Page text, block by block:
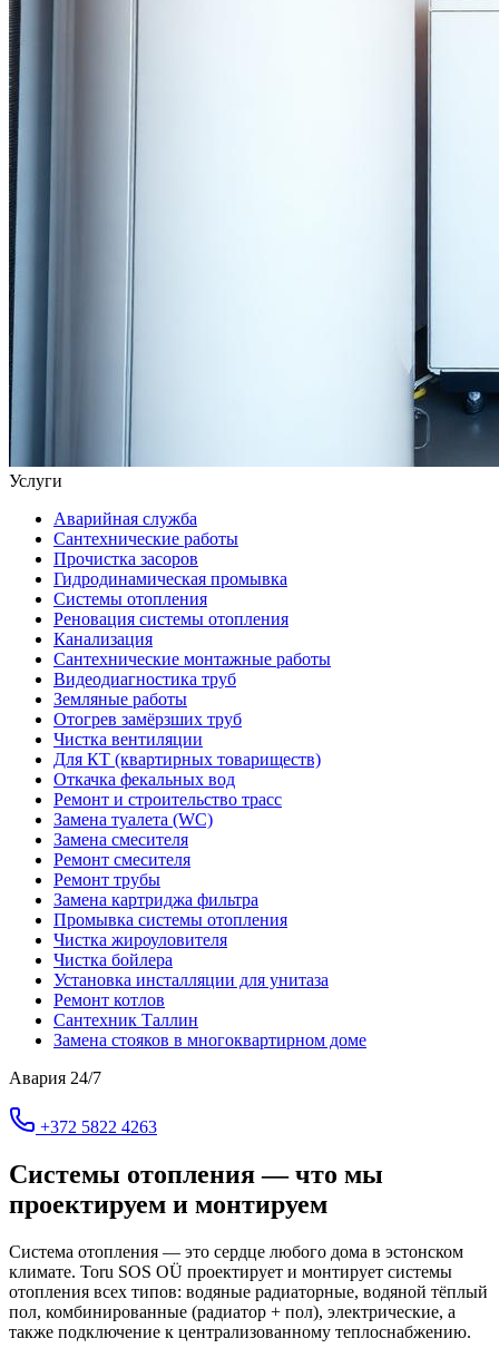
Услуги
Аварийная служба
Сантехнические работы
Прочистка засоров
Гидродинамическая промывка
Системы отопления
Реновация системы отопления
Канализация
Сантехнические монтажные работы
Видеодиагностика труб
Земляные работы
Отогрев замёрзших труб
Чистка вентиляции
Для КТ (квартирных товариществ)
Откачка фекальных вод
Ремонт и строительство трасс
Замена туалета (WC)
Замена смесителя
Ремонт смесителя
Ремонт трубы
Замена картриджа фильтра
Промывка системы отопления
Чистка жироуловителя
Чистка бойлера
Установка инсталляции для унитаза
Ремонт котлов
Сантехник Таллин
Замена стояков в многоквартирном доме
Авария 24/7
+372 5822 4263
Системы отопления — что мы
проектируем и монтируем
Система отопления — это сердце любого дома в эстонском
климате. Toru SOS OÜ проектирует и монтирует системы
отопления всех типов: водяные радиаторные, водяной тёплый
пол, комбинированные (радиатор + пол), электрические, а
также подключение к централизованному теплоснабжению.